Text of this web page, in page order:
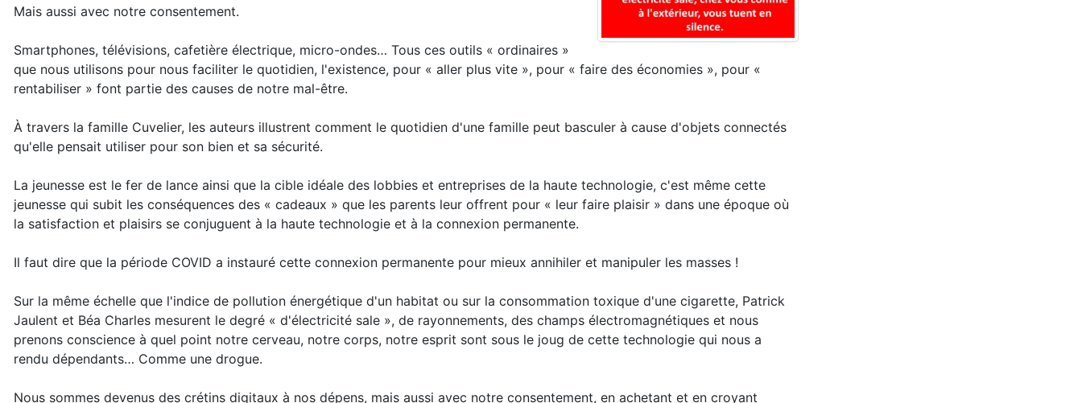
Mais aussi avec notre consentement.
Smartphones, télévisions, cafetière électrique, micro-ondes… Tous ces outils « ordinaires »
que nous utilisons pour nous faciliter le quotidien, l'existence, pour « aller plus vite », pour « faire des économies », pour «
rentabiliser » font partie des causes de notre mal-être.
À travers la famille Cuvelier, les auteurs illustrent comment le quotidien d'une famille peut basculer à cause d'objets connectés
qu'elle pensait utiliser pour son bien et sa sécurité.
La jeunesse est le fer de lance ainsi que la cible idéale des lobbies et entreprises de la haute technologie, c'est même cette
jeunesse qui subit les conséquences des « cadeaux » que les parents leur offrent pour « leur faire plaisir » dans une époque où
la satisfaction et plaisirs se conjuguent à la haute technologie et à la connexion permanente.
Il faut dire que la période COVID a instauré cette connexion permanente pour mieux annihiler et manipuler les masses !
Sur la même échelle que l'indice de pollution énergétique d'un habitat ou sur la consommation toxique d'une cigarette, Patrick
Jaulent et Béa Charles mesurent le degré « d'électricité sale », de rayonnements, des champs électromagnétiques et nous
prenons conscience à quel point notre cerveau, notre corps, notre esprit sont sous le joug de cette technologie qui nous a
rendu dépendants… Comme une drogue.
Nous sommes devenus des crétins digitaux à nos dépens, mais aussi avec notre consentement, en achetant et en croyant